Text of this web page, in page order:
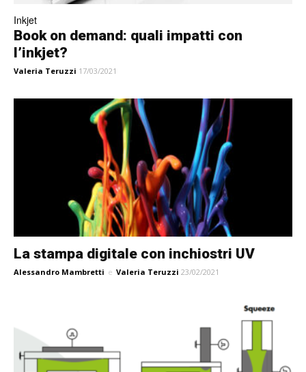
Inkjet
Book on demand: quali impatti con
l’inkjet?
Valeria Teruzzi 17/03/2021
La stampa digitale con inchiostri UV
Alessandro Mambretti e Valeria Teruzzi 23/02/2021